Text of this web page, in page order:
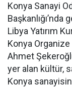
Konya Sanayi
Libya Yatırım
Konya
Ahmet
yer alan kültür,
Konya